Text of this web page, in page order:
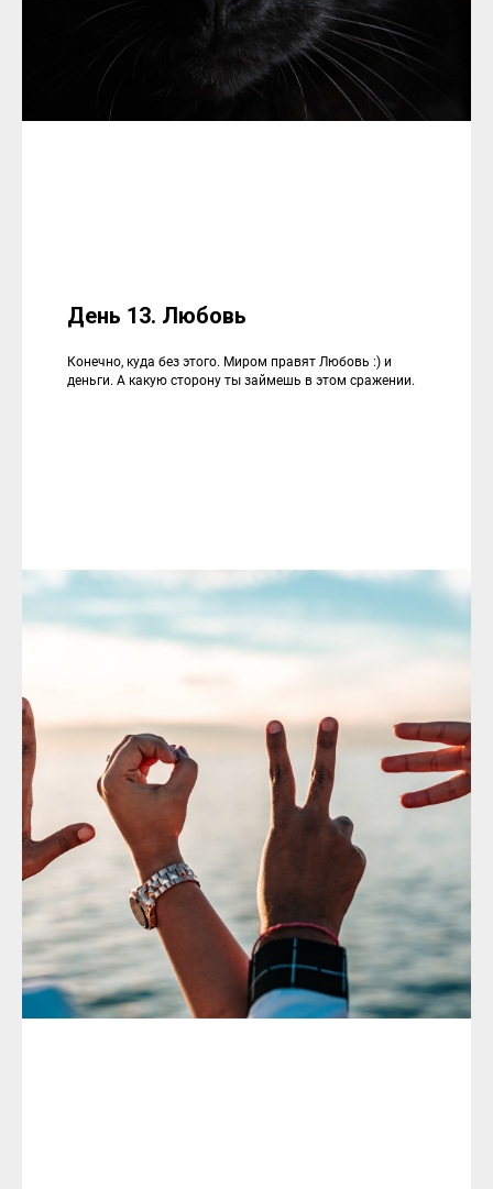
День 13. Любовь
Конечно, куда без этого. Миром правят Любовь :) и
деньги. А какую сторону ты займешь в этом сражении.